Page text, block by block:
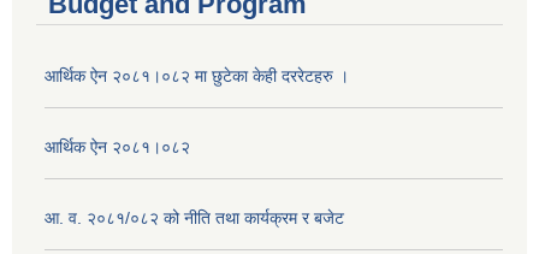
आर्थिक ऐन २०८१।०८२ मा छुटेका केही दररेटहरु ।
आर्थिक ऐन २०८१।०८२
आ. व. २०८१/०८२ को नीति तथा कार्यक्रम र बजेट